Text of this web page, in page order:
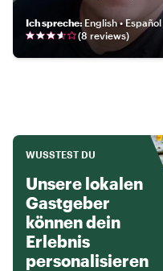
Ich spreche: English • Español
(8 reviews)
WUSSTEST DU
Unsere lokalen
Gastgeber
können dein
Erlebnis
personalisieren